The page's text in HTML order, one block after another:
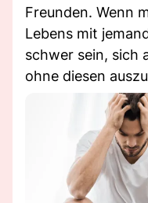
Freunden. Wenn
Lebens mit
schwer sein, sich
ohne diesen